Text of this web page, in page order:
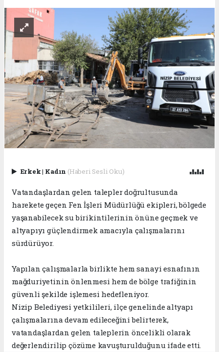
Erkek| Kadın (Haberi Sesli Oku)
Vatandaşlardan gelen talepler doğrultusunda
harekete geçen Fen İşleri Müdürlüğü ekipleri, bölgede
yaşanabilecek su birikintilerinin önüne geçmek ve
altyapıyı güçlendirmek amacıyla çalışmalarını
sürdürüyor.
Yapılan çalışmalarla birlikte hem sanayi esnafının
mağduriyetinin önlenmesi hem de bölge trafiğinin
güvenli şekilde işlemesi hedefleniyor.
Nizip Belediyesi yetkilileri, ilçe genelinde altyapı
çalışmalarına devam edileceğini belirterek,
vatandaşlardan gelen taleplerin öncelikli olarak
değerlendirilip çözüme kavuşturulduğunu ifade etti.